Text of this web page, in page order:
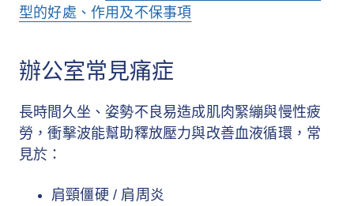
型的好處、作用及不保事項
辦公室常見痛症
長時間久坐、姿勢不良易造成肌肉緊繃與慢性疲
勞，衝擊波能幫助釋放壓力與改善血液循環，常
見於：
肩頸僵硬 / 肩周炎